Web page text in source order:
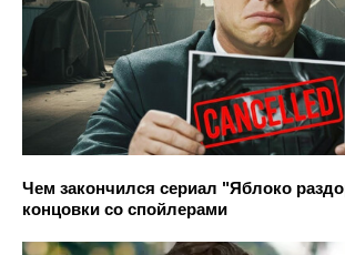
Чем закончился сериал "Яблоко
концовки со спойлерами